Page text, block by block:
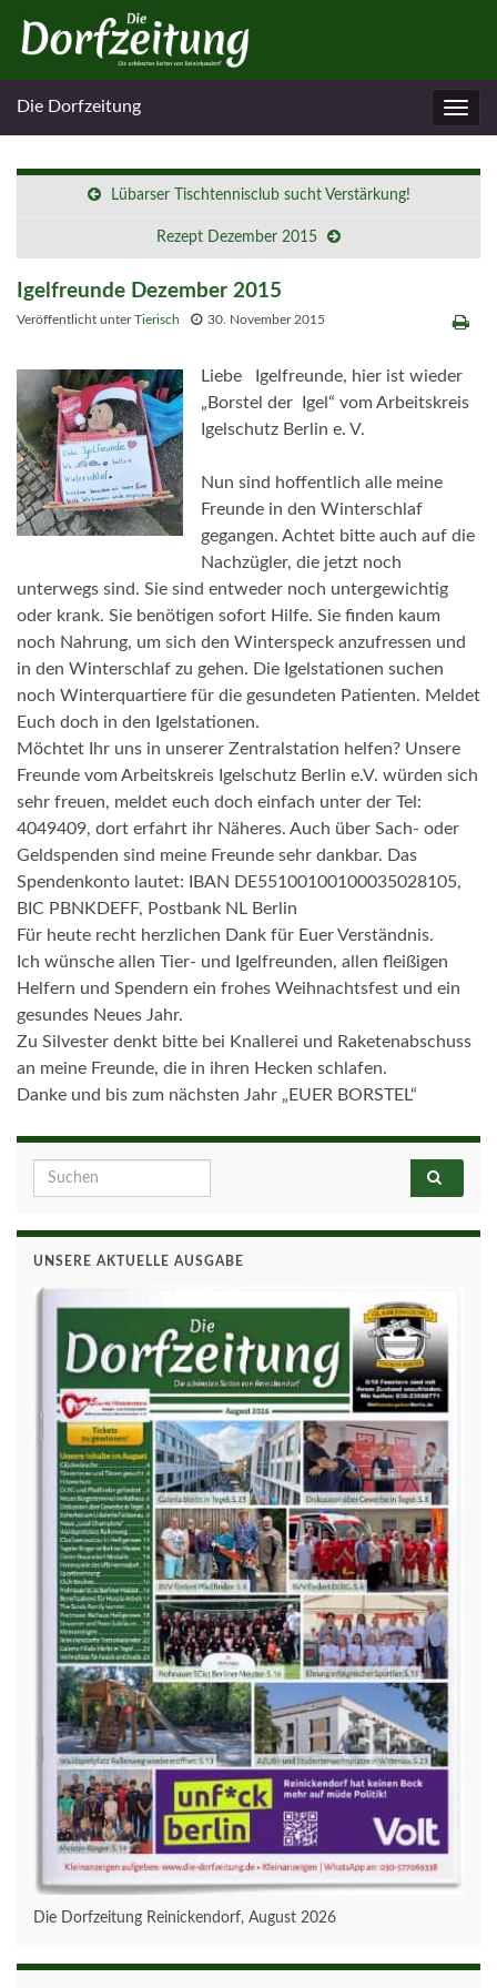
Die Dorfzeitung
Lübarser Tischtennis­club sucht Verstärkung!
Rezept Dezember 2015
Igelfreunde Dezember 2015
Veröffentlicht unterTierisch 30. November 2015
Liebe Igelfreunde, hier ist wieder
„Borstel der Igel“ vom Arbeitskreis
Igelschutz Berlin e. V.
Nun sind hoffentlich alle meine
Freunde in den Winterschlaf
gegangen. Achtet bitte auch auf die
Nachzügler, die jetzt noch
unterwegs sind. Sie sind entweder noch untergewichtig
oder krank. Sie benötigen sofort Hilfe. Sie finden kaum
noch Nahrung, um sich den Winterspeck anzufressen und
in den Winterschlaf zu gehen. Die Igelstationen suchen
noch Winterquartiere für die gesundeten Patienten. Meldet
Euch doch in den Igelstationen.
Möchtet Ihr uns in unserer Zentralstation helfen? Unsere
Freunde vom Arbeitskreis Igelschutz Berlin e.V. würden sich
sehr freuen, meldet euch doch einfach unter der Tel:
4049409, dort erfahrt ihr Näheres. Auch über Sach- oder
Geldspenden sind meine Freunde sehr dankbar. Das
Spendenkonto lautet: IBAN DE55100100100035028105,
BIC PBNKDEFF, Postbank NL Berlin
Für heute recht herzlichen Dank für Euer Verständnis.
Ich wünsche allen Tier- und Igelfreunden, allen fleißigen
Helfern und Spendern ein frohes Weihnachtsfest und ein
gesundes Neues Jahr.
Zu Silvester denkt bitte bei Knallerei und Raketenabschuss
an meine Freunde, die in ihren Hecken schlafen.
Danke und bis zum nächsten Jahr „EUER BORSTEL“
Search for:
UNSERE AKTUELLE AUSGABE
Die Dorfzeitung Reinickendorf, August 2026